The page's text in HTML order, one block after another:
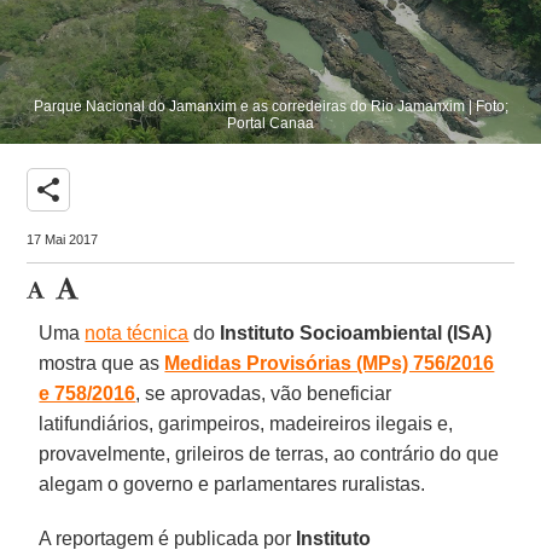
Parque Nacional do Jamanxim e as corredeiras do Rio Jamanxim | Foto;
Portal Canaa
share
17 Mai 2017
Uma nota técnica do Instituto Socioambiental (ISA)
mostra que as Medidas Provisórias (MPs) 756/2016
e 758/2016, se aprovadas, vão beneficiar
latifundiários, garimpeiros, madeireiros ilegais e,
provavelmente, grileiros de terras, ao contrário do que
alegam o governo e parlamentares ruralistas.
A reportagem é publicada por Instituto